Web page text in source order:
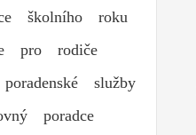
školního roku
pro rodiče
služby
poradce